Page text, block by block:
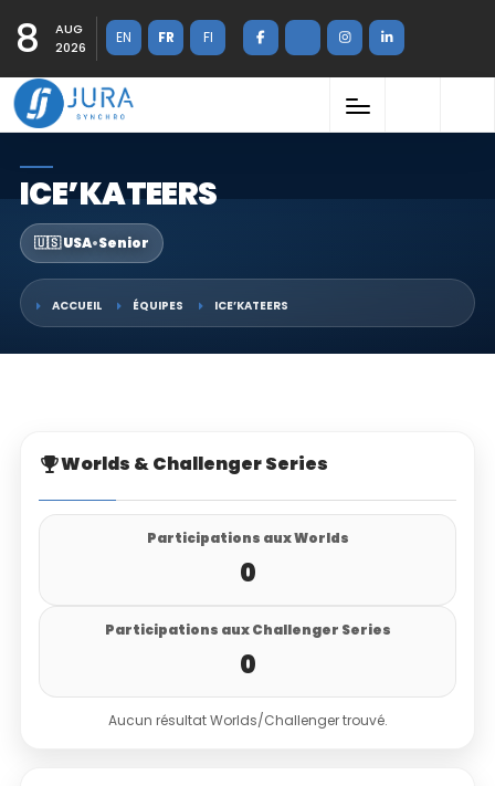
8
AUG
2026
EN FR FI
ICE’KATEERS
🇺🇸 USA•Senior
ACCUEIL ÉQUIPES ICE’KATEERS
Worlds & Challenger Series
Participations aux Worlds
0
Participations aux Challenger Series
0
Aucun résultat Worlds/Challenger trouvé.